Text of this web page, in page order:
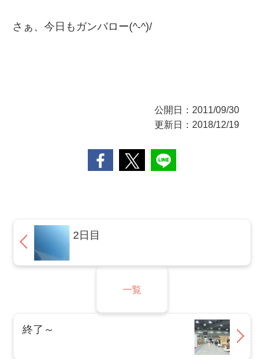
さぁ、今日もガンバロー(^-^)/
公開日：2011/09/30
更新日：2018/12/19
2日目
一覧
終了～